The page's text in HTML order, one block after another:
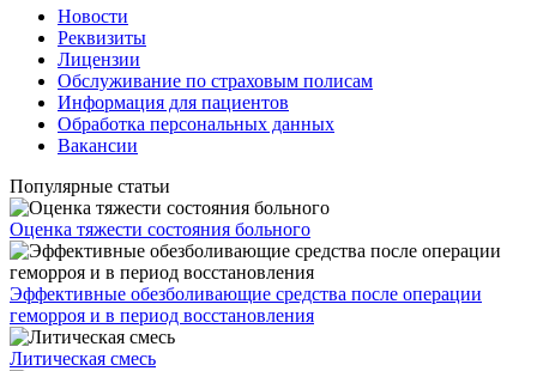
Новости
Реквизиты
Лицензии
Обслуживание по страховым полисам
Информация для пациентов
Обработка персональных данных
Вакансии
Популярные статьи
Оценка тяжести состояния больного
Эффективные обезболивающие средства после операции
геморроя и в период восстановления
Литическая смесь